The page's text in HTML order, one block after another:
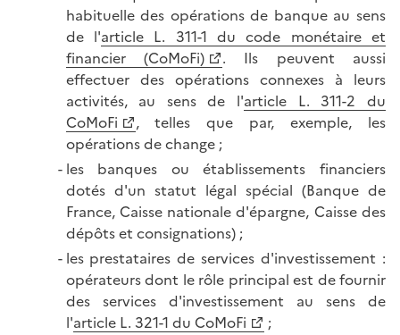
habituelle des opérations de banque au sens
de l'article L. 311-1 du code monétaire et
financier (CoMoFi)
. Ils peuvent aussi
effectuer des opérations connexes à leurs
activités, au sens de l'article L. 311-2 du
CoMoFi
, telles que par, exemple, les
opérations de change ;
les banques ou établissements financiers
dotés d'un statut légal spécial (Banque de
France, Caisse nationale d'épargne, Caisse des
dépôts et consignations) ;
les prestataires de services d'investissement :
opérateurs dont le rôle principal est de fournir
des services d'investissement au sens de
l'article L. 321-1 du CoMoFi
;